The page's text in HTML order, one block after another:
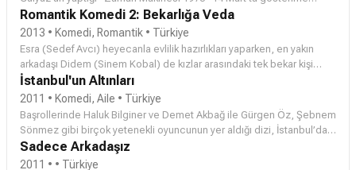
girecek. Başrollerinde başarılı komedi oyuncusu Gürgen Öz ve
güzel oyuncu Seda Bakan’ın oynadığı film bir anda kendisini 1973’te
bulan Tolga’nın başından geçen olayları ele alıyor. Sinemaseverler
filmde 70’li yıllardaki İstanbul ve o dönem yaşayan insanların keyifli
hayat hikayelerine tanıklık edecek.
Romantik Komedi 2: Bekarlığa Veda
2013 • Komedi, Romantik • Türkiye
Esra (Sedef Avcı) heyecanla evlilik hazırlıkları yaparken, en yakın
arkadaşı Didem (Sinem Kobal) de kızlar arasındaki tek bekar kişi
olarak kalmaktan dolayı panikler ve sevgilisi Cem'i(Engin Altan
Düzyatan) evliliğe ikna etmek için çeşitli taktikler uygulamaya başlar.
Didem evlenme teklifi beklerken, Cem yeni filminde başrol oynadığı
Gözde'yle (Özge Ulusoy) tanışır ve filmine konsantre olur. Bunun
üzerine kıskançlık krizlerine giren Didem, Cem'i yakın takibe alır. Bu
takip esnasında erkeklerin Antalya "Adam&Eve Otel"de bekarlığa
İstanbul'un Altınları
2011 • Komedi, Aile • Türkiye
Başrollerinde Haluk Bilginer ve Demet Akbağ ile Gürgen Öz, Şebnem
Sönmez gibi birçok yetenekli oyuncunun yer aldığı dizi, İstanbul’da
25 senelik karısı Ayten’le birlikte yaşadığı apartmanı dış tehlikelerden
korumaya kararlı Reşat Altın’ın, maddi imkansızlıklar nedeniyle evine
Sadece Arkadaşız
2011 • • Türkiye